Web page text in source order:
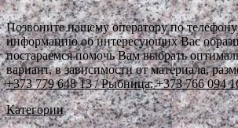
Позвоните нашему оператору по
информацию об интересующих Вас
постараемся помочь Вам выбрать
вариант, в зависимости от материала,
+373 779 648 13/ Рыбница: +373 766 094
Категории